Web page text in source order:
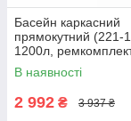
Басейн каркасний
прямокутний (221-
1200л,
56401 Синій
В наявності
2 992 ₴ 3 937 ₴